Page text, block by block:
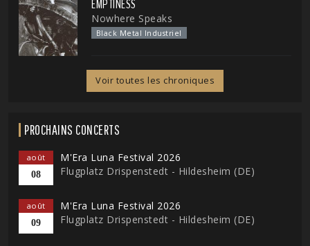
EMPTINESS
Nowhere Speaks
Black Metal Industriel
Voir toutes les chroniques
PROCHAINS CONCERTS
août
08
M'Era Luna Festival 2026
Flugplatz Drispenstedt - Hildesheim (DE)
août
09
M'Era Luna Festival 2026
Flugplatz Drispenstedt - Hildesheim (DE)